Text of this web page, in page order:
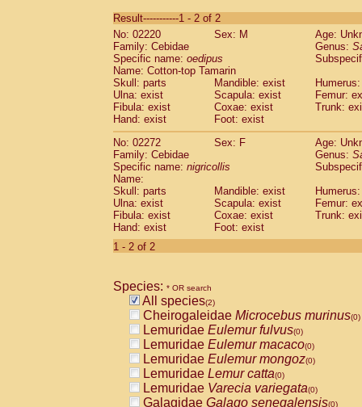
CebidaeSaguinus labiatus(0)
Cebidae Saguinus leucopus (0)
Cebidae
CebidaeSaguinus mystax
Cebidae Saguinus nigricollis (1)
Cebidae Saguinus oedipus
Cebidae Saguinus weddelli
Cebidae Saguinusspp.
Cebidae Aotus trivirgatus
Cebidae
CebidaeCebus apella
Cebidae
Cebidae Cebus nigrivittatus
Cebidae Cebusspp.(0)
Cebidae Saimiri boliviensis
CebidaeSaimiri sciureus(0)
AtelidaeAlouatta caraya(0)
Atelidae Alouatta seniculus
AtelidaeAlouatta
AtelidaeAteles belzebuth(0)
AtelidaeAteles geoffroyi(0)
AtelidaeAteles paniscus(0)
AtelidaeAtelesspp. (0)
AtelidaeLagothrix lagothricha
AtelidaeLagothrix lagothricha cana
PitheciidaeCacajao calvus
Result-----------1 - 2 of 2
No: 02220
Sex: M
Age:
Family: Cebidae
Genus:
Specific name: oedipus
Name: Cotton-top Tamarin
Skull: parts
Mandible: exist
Ulna: exist
Scapula: exist
Femur:
Fibula: exist
Coxae: exist
Trunk:
Hand: exist
Foot: exist
No: 02272
Sex: F
Age:
Family: Cebidae
Genus:
Specific name: nigricollis
Name:
Skull: parts
Mandible: exist
Ulna: exist
Scapula: exist
Femur:
Fibula: exist
Coxae: exist
Trunk:
Hand: exist
Foot: exist
1 - 2 of 2
Species: * OR search
All species(2)
Cheirogaleidae Microcebus murinus(0)
Lemuridae Eulemur fulvus(0)
Lemuridae Eulemur macaco(0)
Lemuridae Eulemur mongoz(0)
Lemuridae Lemur catta(0)
Lemuridae Varecia variegata(0)
Galagidae Galago senegalensis(0)